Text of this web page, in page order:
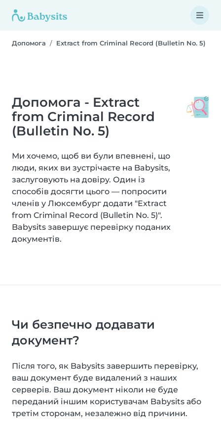
Допомога Extract from Criminal Record (Bulletin No. 5)
Допомога - Extract
from Criminal Record
(Bulletin No. 5)
Ми хочемо, щоб ви були впевнені, що
люди, яких ви зустрічаєте на Babysits,
заслуговують на довіру. Один із
способів досягти цього — попросити
членів у Люксембург додати "Extract
from Criminal Record (Bulletin No. 5)".
Babysits завершує перевірку поданих
документів.
Чи безпечно додавати
документ?
Після того, як Babysits завершить перевірку,
ваш документ буде видалений з наших
серверів. Ваш документ ніколи не буде
переданий іншим користувачам Babysits або
третім сторонам, незалежно від причини.